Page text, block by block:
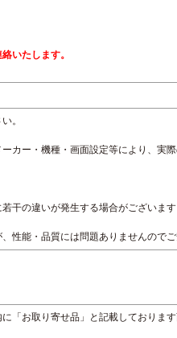
いたします。
。
カー・機種・画面設定等により、実
干の違いが発生する場合がございます
性能・品質には問題ありませんのでご
「お取り寄せ品」と記載しておりま